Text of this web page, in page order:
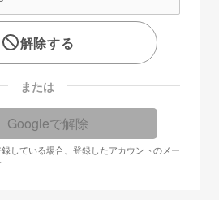
解除する
または
Googleで解除
している場合、登録したアカウントのメー